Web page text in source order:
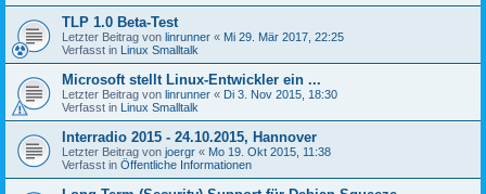
TLP 1.0 Beta-Test
Letzter Beitrag von linrunner « Mi 29. Mär 2017, 22:25
Verfasst in Linux Smalltalk
Microsoft stellt Linux-Entwickler ein ...
Letzter Beitrag von linrunner « Di 3. Nov 2015, 18:30
Verfasst in Linux Smalltalk
Interradio 2015 - 24.10.2015, Hannover
Letzter Beitrag von joergr « Mo 19. Okt 2015, 11:38
Verfasst in Öffentliche Informationen